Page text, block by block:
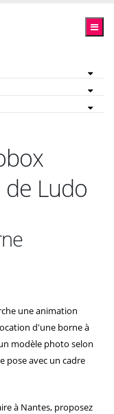
Ludo
une animation
d'une borne à
modèle photo selon
pose avec un cadre
à Nantes, proposez